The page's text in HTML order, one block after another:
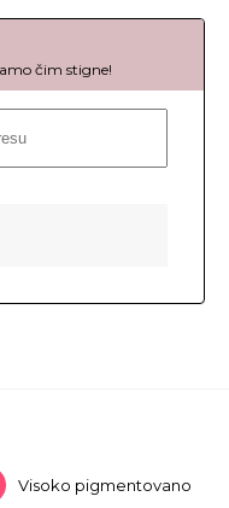
Visoko pigmentovano